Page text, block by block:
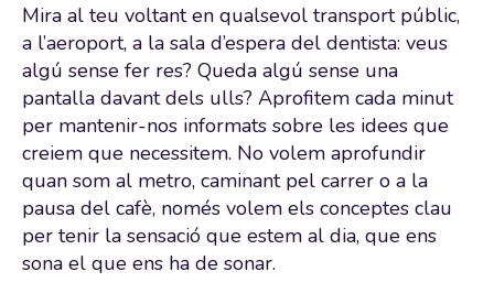
Mira al teu voltant en qualsevol transport públic,
a l’aeroport, a la sala d’espera del dentista: veus
algú sense fer res? Queda algú sense una
pantalla davant dels ulls? Aprofitem cada minut
per mantenir-nos informats sobre les idees que
creiem que necessitem. No volem aprofundir
quan som al metro, caminant pel carrer o a la
pausa del cafè, només volem els conceptes clau
per tenir la sensació que estem al dia, que ens
sona el que ens ha de sonar.